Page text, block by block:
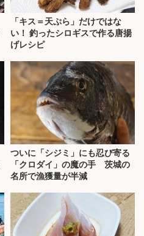
「キス＝天ぷら」だけではな
い！ 釣ったシロギスで作る唐揚
げレシピ
ついに「シジミ」にも忍び寄る
「クロダイ」の魔の手 茨城の
名所で漁獲量が半減